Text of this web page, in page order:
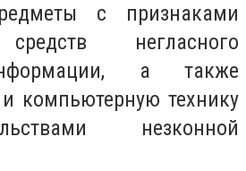
с признаками
негласного
а также
компьютерную технику
незконной